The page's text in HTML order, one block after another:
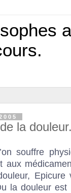
la douleur.
souffre
aux
la douleur est